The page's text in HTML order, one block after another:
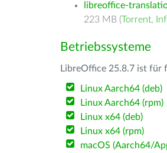
libreoffice-
223 MB (Torrent,
Betriebssysteme
LibreOffice 25.8.7 ist für
Linux Aarch64 (deb)
Linux Aarch64 (rpm)
Linux x64 (deb)
Linux x64 (rpm)
macOS (Aarch64/